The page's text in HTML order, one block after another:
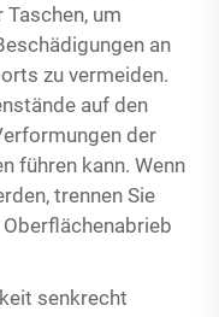
um
an
zu vermeiden.
auf den
der
führen kann. Wenn
trennen Sie
senkrecht